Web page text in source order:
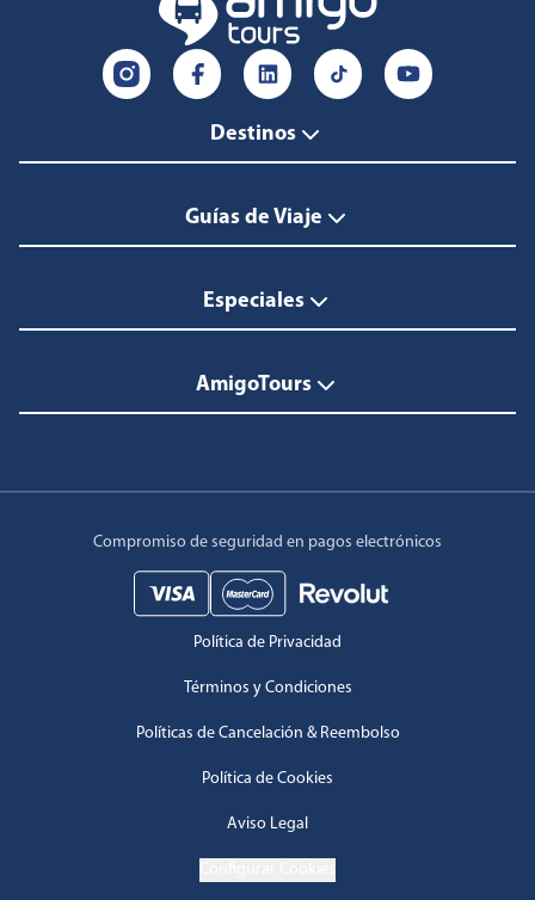
Destinos
Guías de Viaje
Especiales
AmigoTours
Compromiso de seguridad en pagos electrónicos
Política de Privacidad
Términos y Condiciones
Políticas de Cancelación & Reembolso
Política de Cookies
Aviso Legal